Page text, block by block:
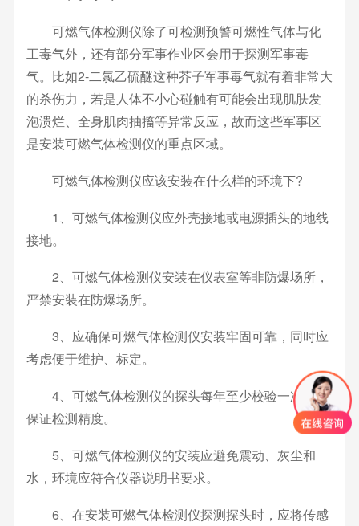
可燃气体检测仪除了可检测预警可燃性气体与化
工毒气外，还有部分军事作业区会用于探测军事毒
气。比如2-二氯乙硫醚这种芥子军事毒气就有着非常大
的杀伤力，若是人体不小心碰触有可能会出现肌肤发
泡溃烂、全身肌肉抽搐等异常反应，故而这些军事区
是安装可燃气体检测仪的重点区域。
可燃气体检测仪应该安装在什么样的环境下?
1、可燃气体检测仪应外壳接地或电源插头的地线
接地。
2、可燃气体检测仪安装在仪表室等非防爆场所，
严禁安装在防爆场所。
3、应确保可燃气体检测仪安装牢固可靠，同时应
考虑便于维护、标定。
4、可燃气体检测仪的探头每年至少校验一次，以
保证检测精度。
5、可燃气体检测仪的安装应避免震动、灰尘和
水，环境应符合仪器说明书要求。
6、在安装可燃气体检测仪探测探头时，应将传感